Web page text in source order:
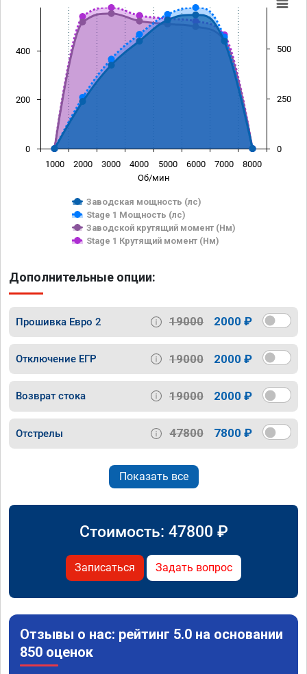
Об/мин
Заводская мощность (лс)
Stage 1 Мощность (лс)
Заводской крутящий момент (Нм)
Stage 1 Крутящий момент (Нм)
1000 2000 3000 4000 5000 6000 7000 8000
0
200
400
0
250
500
Дополнительные опции:
Прошивка Евро 2 19000 2000 ₽
Отключение ЕГР 19000 2000 ₽
Возврат стока 19000 2000 ₽
Отстрелы 47800 7800 ₽
Показать все
Стоимость: 47800 ₽
Записаться Задать вопрос
Отзывы о нас: рейтинг 5.0 на основании
850 оценок